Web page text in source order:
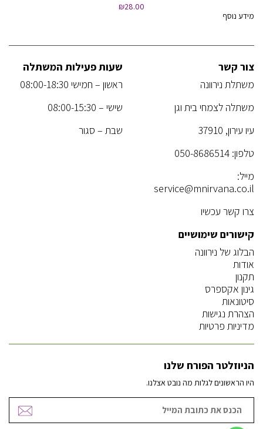
₪28.00
מידע נוסף
צור קשר
משתלת נירוונה
משתלה לצמחי בית וגן
עיו עירון, 37910
טלפון: 050-8686514
מייל:
service@mnirvana.co.il
צרו קשר עכשיו
שעות פעילות המשתלה
ראשון – חמישי 08:00-18:30
שישי – 08:00-15:30
שבת – סגור
קישורים שימושיים
הבלוג של נירוונה
אודות
תקנון
גינון אקספרס
סיטונאות
הצהרת נגישות
מדיניות פרטיות
הניוזלטר הפורח שלנו
היו הראשונים לגלות מה נובט אצלנו.